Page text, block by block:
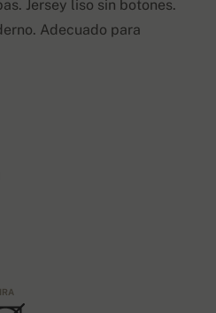
Jersey liso sin botones.
Adecuado para